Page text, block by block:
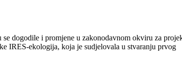
dogodile i promjene u zakonodavnom okviru za
IRES-ekologija, koja je sudjelovala u stvaranju prvog